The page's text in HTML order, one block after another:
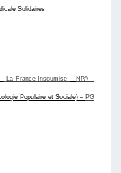
Solidaires
– La France Insoumise– NPA –
Populaire et Sociale) – PG